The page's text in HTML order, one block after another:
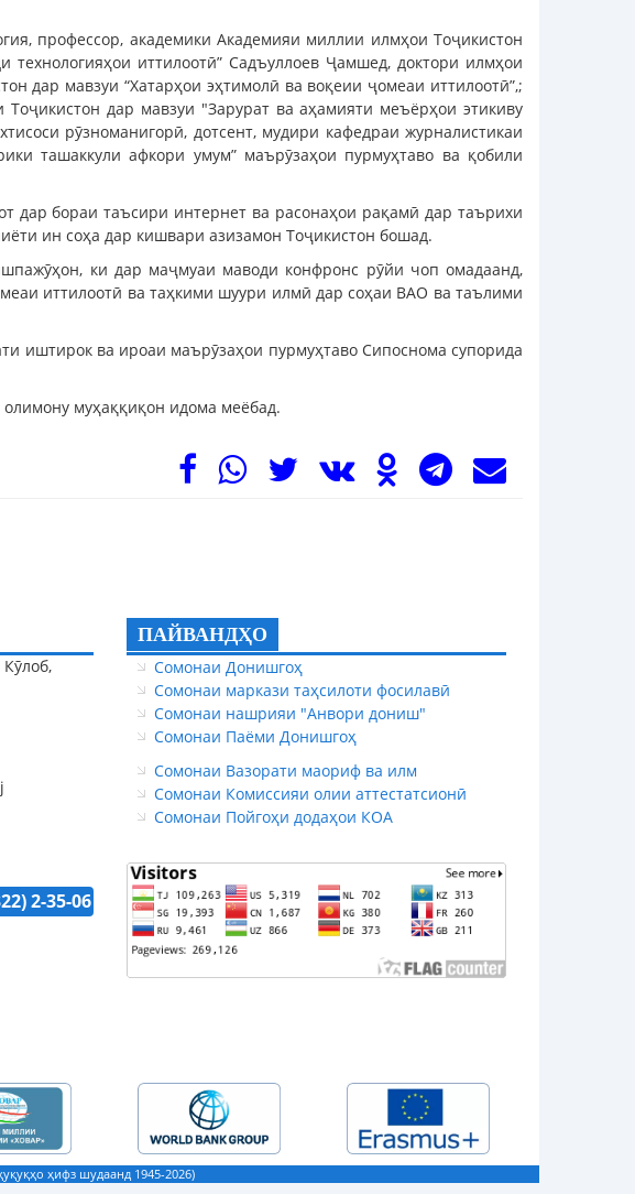
профессор, академики Академияи миллии илмҳои Тоҷикистон
иттилоотӣ” Садъуллоев Ҷамшед, доктори илмҳои
дар мавзуи “Хатарҳои эҳтимолӣ ва воқеии ҷомеаи иттилоотӣ”,;
дар мавзуи "Зарурат ва аҳамияти меъёрҳои этикиву
рӯзноманигорӣ, дотсент, мудири кафедраи журналистикаи
ташаккули афкори умум” маърӯзаҳои пурмуҳтаво ва қобили
дар бораи таъсири интернет ва расонаҳои рақамӣ дар таърихи
ин соҳа дар кишвари азизамон Тоҷикистон бошад.
ки дар маҷмуаи маводи конфронс рӯйи чоп омадаанд,
иттилоотӣ ва таҳкими шуури илмӣ дар соҳаи ВАО ва таълими
иштирок ва ироаи маърӯзаҳои пурмуҳтаво Сипоснома супорида
муҳаққиқон идома меёбад.
2-35-06
ПАЙВАНДҲО
Сомонаи Донишгоҳ
Сомонаи маркази таҳсилоти фосилавӣ
Сомонаи нашрияи "Анвори дониш"
Сомонаи Паёми Донишгоҳ
Сомонаи Вазорати маориф ва илм
Сомонаи Комиссияи олии аттестатсионӣ
Сомонаи Пойгоҳи додаҳои КОА
ҳифз шудаанд 1945-2026)